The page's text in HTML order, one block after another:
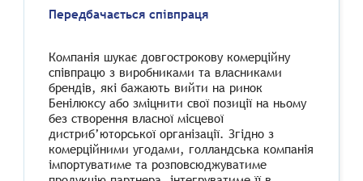
Передбачається співпраця
Компанія шукає довгострокову комерційну
співпрацю з виробниками та власниками
брендів, які бажають вийти на ринок
Бенілюксу або зміцнити свої позиції на ньому
без створення власної місцевої
дистриб’юторської організації. Згідно з
комерційними угодами, голландська компанія
імпортуватиме та розповсюджуватиме